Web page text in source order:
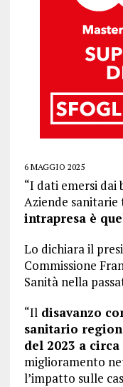
6 MAGGIO 2025
“I dati emersi dai
Aziende
intrapresa è
Lo dichiara il
Commissione
Sanità nella
“Ildisavanzo
sanitario
del 2023 a
miglioramento
l’impatto sulle